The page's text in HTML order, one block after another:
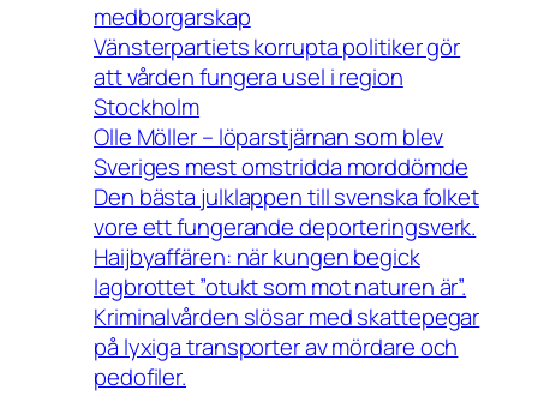
medborgarskap
Vänsterpartiets korrupta politiker gör
att vården fungera usel i region
Stockholm
Olle Möller – löparstjärnan som blev
Sveriges mest omstridda morddömde
Den bästa julklappen till svenska folket
vore ett fungerande deporteringsverk.
Haijbyaffären: när kungen begick
lagbrottet ”otukt som mot naturen är”.
Kriminalvården slösar med skattepegar
på lyxiga transporter av mördare och
pedofiler.